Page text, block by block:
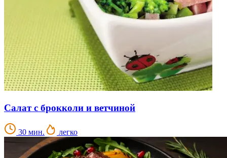
Салат с брокколи и ветчиной
30 мин. легко